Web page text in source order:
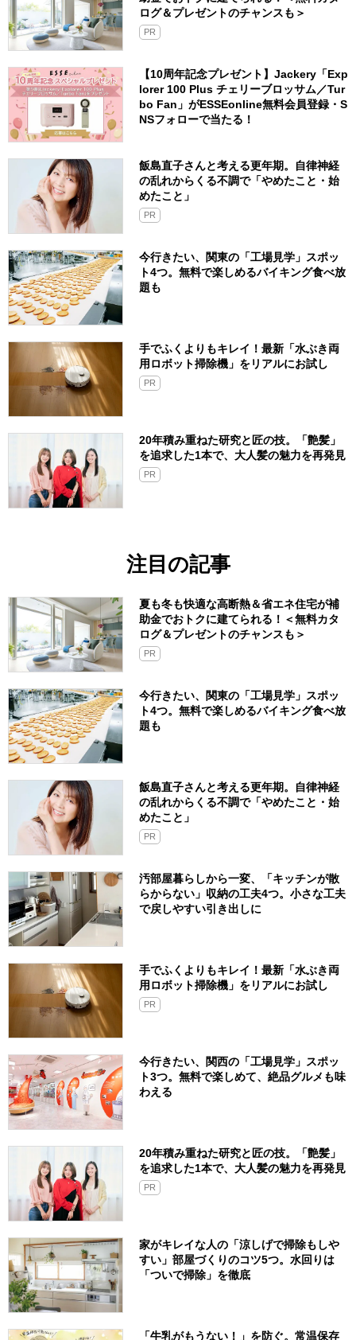
ログ＆プレゼントのチャンスも＞
PR
【10周年記念プレゼント】Jackery「Exp
lorer 100 Plus チェリーブロッサム／Tur
bo Fan」がESSEonline無料会員登録・S
NSフォローで当たる！
飯島直子さんと考える更年期。自律神経
の乱れからくる不調で「やめたこと・始
めたこと」
PR
今行きたい、関東の「工場見学」スポッ
ト4つ。無料で楽しめるバイキング食べ放
題も
手でふくよりもキレイ！最新「水ぶき両
用ロボット掃除機」をリアルにお試し
PR
20年積み重ねた研究と匠の技。「艶髪」
を追求した1本で、大人髪の魅力を再発見
PR
注目の記事
夏も冬も快適な高断熱＆省エネ住宅が補
助金でおトクに建てられる！＜無料カタ
ログ＆プレゼントのチャンスも＞
PR
今行きたい、関東の「工場見学」スポッ
ト4つ。無料で楽しめるバイキング食べ放
題も
飯島直子さんと考える更年期。自律神経
の乱れからくる不調で「やめたこと・始
めたこと」
PR
汚部屋暮らしから一変、「キッチンが散
らからない」収納の工夫4つ。小さな工夫
で戻しやすい引き出しに
手でふくよりもキレイ！最新「水ぶき両
用ロボット掃除機」をリアルにお試し
PR
今行きたい、関西の「工場見学」スポッ
ト3つ。無料で楽しめて、絶品グルメも味
わえる
20年積み重ねた研究と匠の技。「艶髪」
を追求した1本で、大人髪の魅力を再発見
PR
家がキレイな人の「涼しげで掃除もしや
すい」部屋づくりのコツ5つ。水回りは
「ついで掃除」を徹底
「牛乳がもうない！」を防ぐ。常温保存